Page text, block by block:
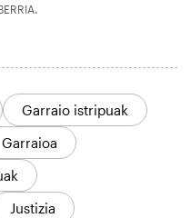
Garraio istripuak
Garraioa
Justizia